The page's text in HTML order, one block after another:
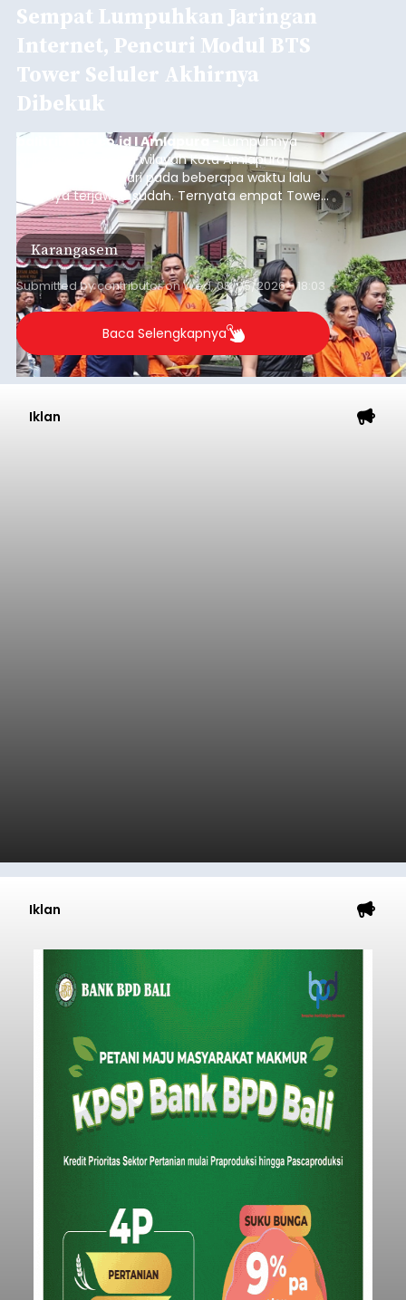
Sempat Lumpuhkan Jaringan
Internet, Pencuri Modul BTS
Tower Seluler Akhirnya
Dibekuk
balitribune.co.id I Amlapura - Lumpuhnya
jaringan internet di wilayah Kota Amlapura
selama berhari-hari pada beberapa waktu lalu
akhirnya terjawab sudah. Ternyata empat Tower
BTS Seluler yang berada di lokasi berbeda di
wilayah Karangasem telah dibobol maling,
dimana bagian modul penguat signal yang
berada di Tower BTS Seluler itu hilang dicuri.
Karangasem
Submitted bycontributoronWed, 08/05/2026 - 18:03
Baca Selengkapnya
Iklan
Iklan